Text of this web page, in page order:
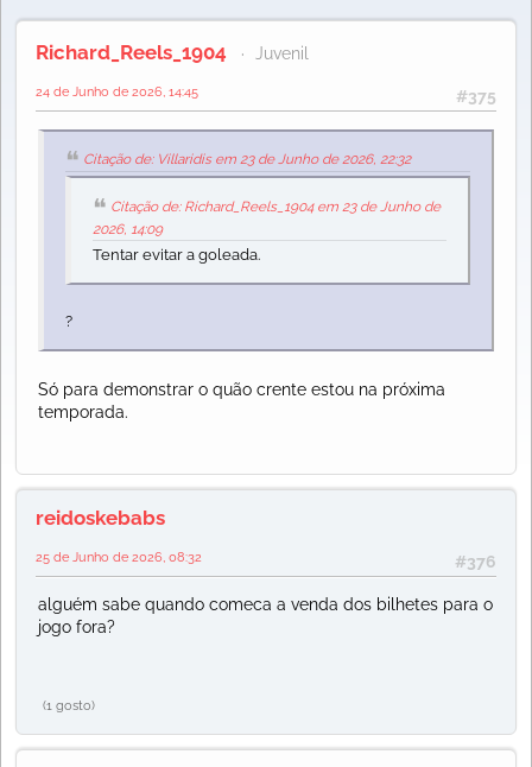
Richard_Reels_1904 Juvenil
#375
24 de Junho de 2026, 14:45
Citação de: Villaridis em 23 de Junho de 2026, 22:32
Citação de: Richard_Reels_1904 em 23 de Junho de
2026, 14:09
Tentar evitar a goleada.
?
Só para demonstrar o quão crente estou na próxima
temporada.
reidoskebabs
#376
25 de Junho de 2026, 08:32
alguém sabe quando comeca a venda dos bilhetes para o
jogo fora?
(1 gosto)